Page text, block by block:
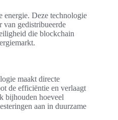
Deze technologie
van gedistribueerde
die blockchain
maakt directe
de efficiëntie en verlaagt
bijhouden hoeveel
aan in duurzame